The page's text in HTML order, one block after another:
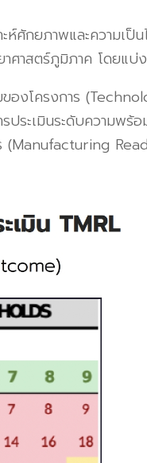
ยภาพและความเป็น
ศาสตร์ภูมิภาค โดยแบ่
ของโครงการ
ระเมินระดับความพร้อ
(Manufacturing